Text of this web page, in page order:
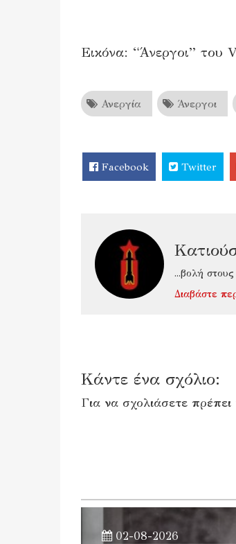
Εικόνα: “Άνεργοι” του
Ανεργία Άνεργοι
Facebook Twitter
...βολή
Διαβάστε
Κάντε ένα σχόλιο:
Για να σχολιάσετε πρέπει
02-08-2026